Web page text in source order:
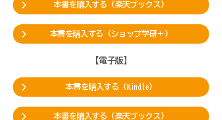
本書を購入する（楽天ブックス）
本書を購入する（ショップ学研＋）
【電子版】
本書を購入する（Kindle）
本書を購入する（楽天ブックス）